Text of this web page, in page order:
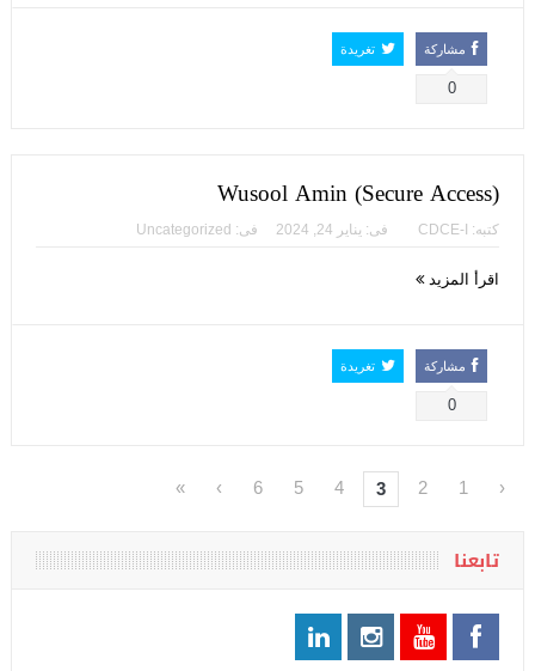
مشاركة
0
تغريدة
Wusool Amin (Secure Access)
كتبه: CDCE-I فى: يناير 24, 2024 فى: Uncategorized
اقرأ المزيد
مشاركة
0
تغريدة
‹
1
2
3
4
5
6
›
»
تابعنا